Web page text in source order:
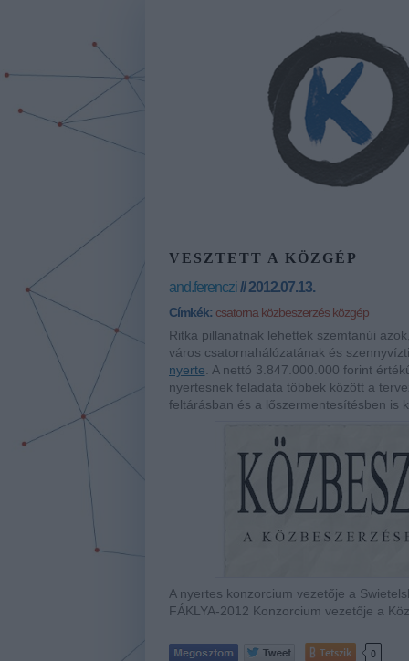
VESZTETT A KÖZGÉP
and.ferenczi// 2012.07.13.
Címkék: csatorna közbeszerzés közgép
Ritka pillanatnak lehettek szemtanúi
város csatornahálózatának és
nyerte . A nettó 3.847.000.000 forint
nyertesnek feladata többek között a
feltárásban és a lőszermentesítésben is
A nyertes konzorcium vezetője a
FÁKLYA-2012 Konzorcium vezetője a
Tetszik 0